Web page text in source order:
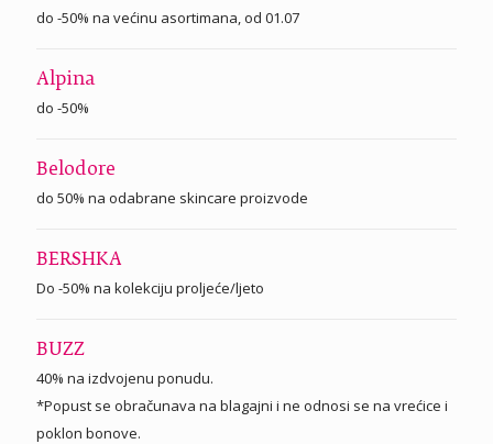
do -50% na većinu asortimana, od 01.07
Alpina
do -50%
Belodore
do 50% na odabrane skincare proizvode
BERSHKA
Do -50% na kolekciju proljeće/ljeto
BUZZ
40% na izdvojenu ponudu.
*Popust se obračunava na blagajni i ne odnosi se na vrećice i
poklon bonove.